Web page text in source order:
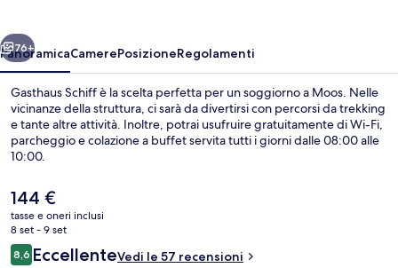
Avanti
76+
PanoramicaCamerePosizioneRegolamenti
Gasthaus Schiff è la scelta perfetta per un soggiorno a Moos. Nelle
vicinanze della struttura, ci sarà da divertirsi con percorsi da trekking
e tante altre attività. Inoltre, potrai usufruire gratuitamente di Wi-Fi,
parcheggio e colazione a buffet servita tutti i giorni dalle 08:00 alle
10:00.
Il
prezzo
attuale
è
144 €
144 €
tasse e oneri inclusi
8 set - 9 set
Recensioni
8,68,6 su 10
EccellenteVedi le 57 recensioni